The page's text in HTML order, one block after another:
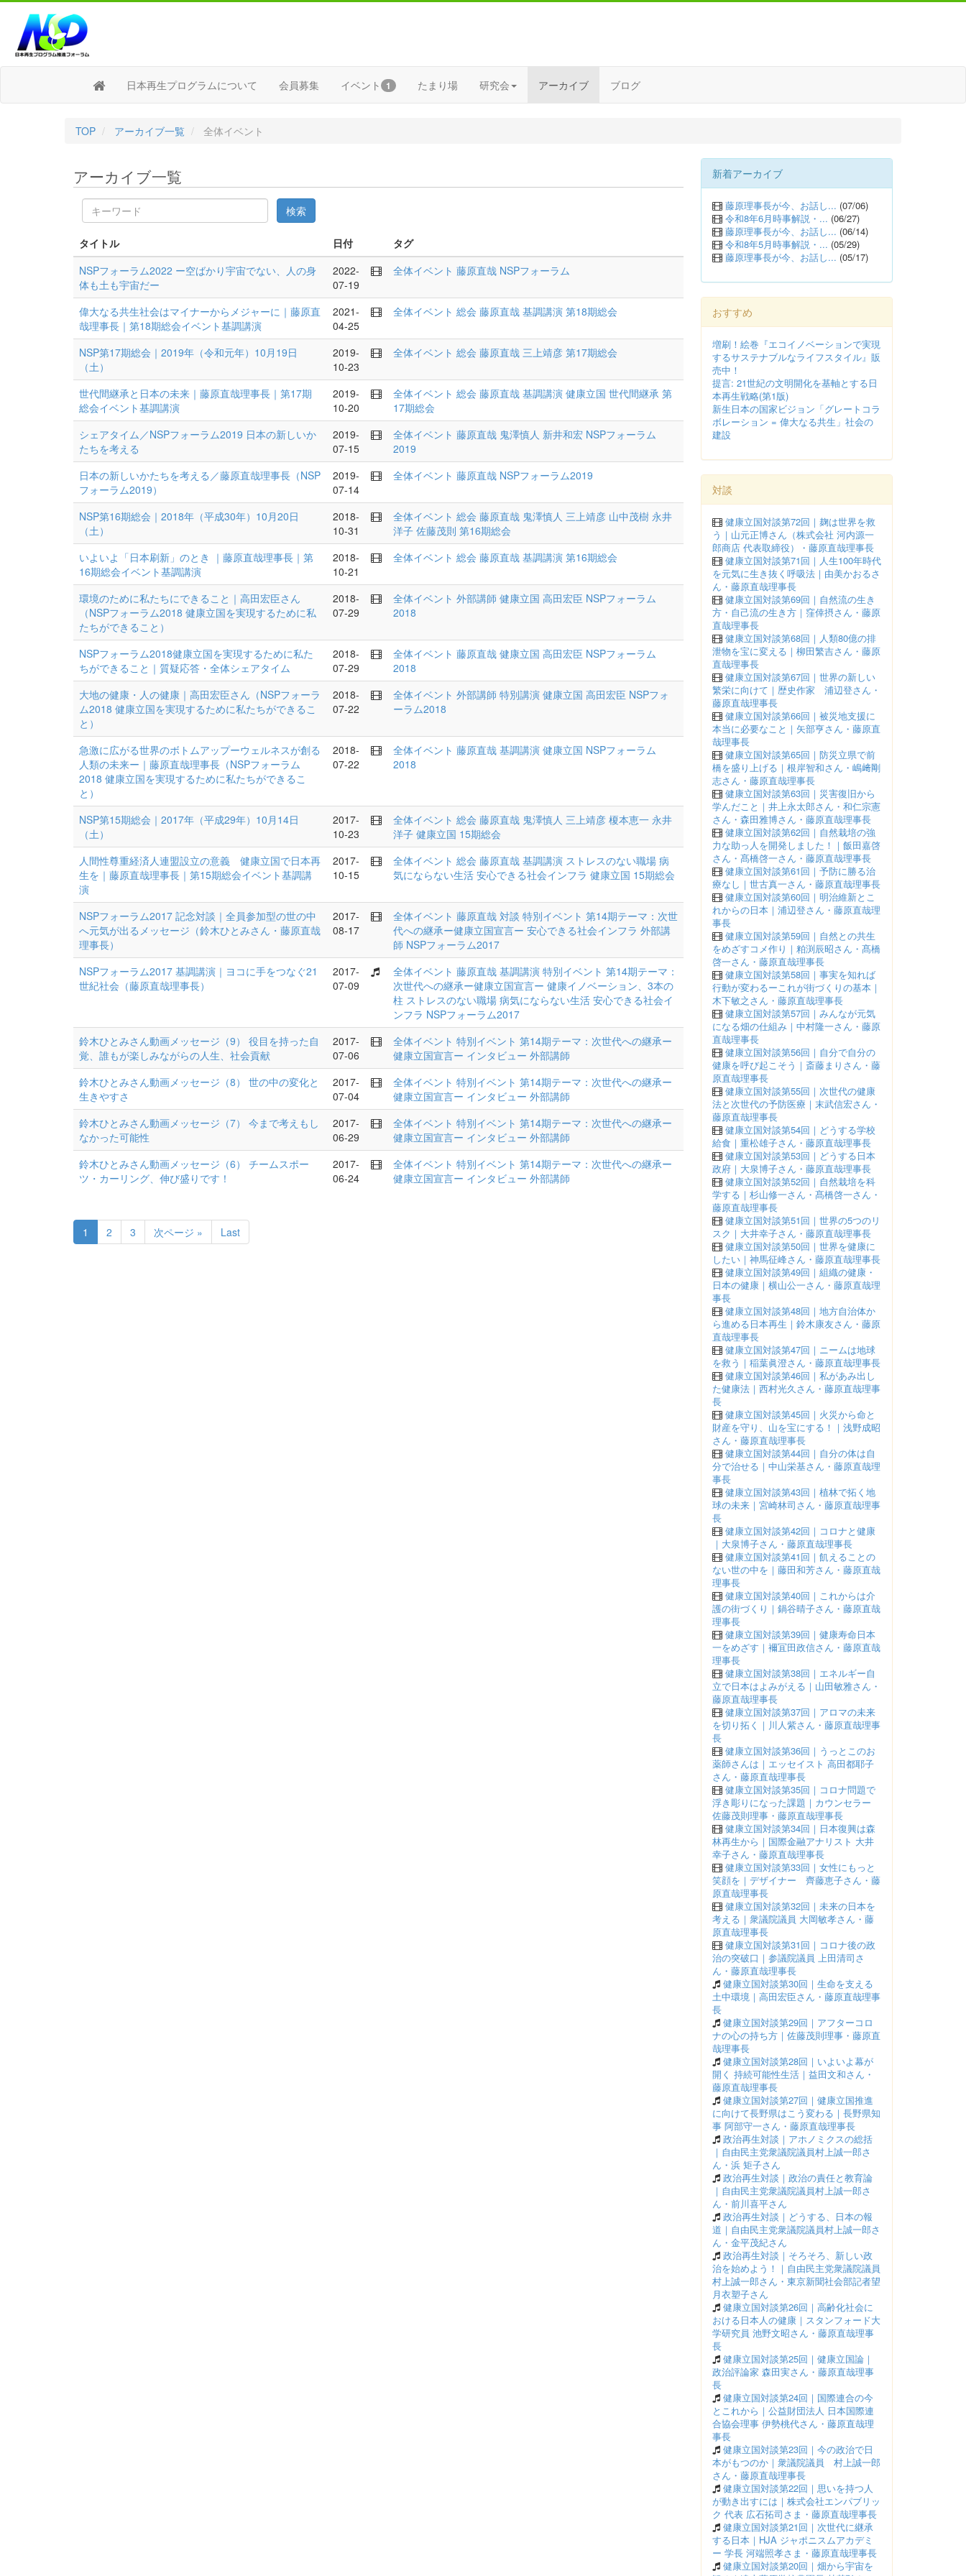
日本再生プログラムについて 会員募集 イベント 1 たまり場 研究会 アーカイブ ブログ
TOP アーカイブ一覧 全体イベント
アーカイブ一覧
キ
ー
ー
検索
タイトル 日付
タグ
NSPフォーラム2022 ー空ばかり宇宙でない、人の身
体も土も宇宙だー
2022-
07-19
全体イベント 藤原直哉 NSPフォーラム
偉大なる共生社会はマイナーからメジャーに｜藤原直
哉理事長｜第18期総会イベント基調講演
2021-
04-25
全体イベント 総会 藤原直哉 基調講演 第18期総会
NSP第17期総会｜2019年（令和元年）10月19日
（土）
2019-
10-23
全体イベント 総会 藤原直哉 三上靖彦 第17期総会
世代間継承と日本の未来｜藤原直哉理事長｜第17期
総会イベント基調講演
2019-
10-20
全体イベント 総会 藤原直哉 基調講演 健康立国 世代間継承 第
17期総会
シェアタイム／NSPフォーラム2019 日本の新しいか
たちを考える
2019-
07-15
全体イベント 藤原直哉 鬼澤慎人 新井和宏 NSPフォーラム
2019
日本の新しいかたちを考える／藤原直哉理事長（NSP
フォーラム2019）
2019-
07-14
全体イベント 藤原直哉 NSPフォーラム2019
NSP第16期総会｜2018年（平成30年）10月20日
（土）
2018-
10-31
全体イベント 総会 藤原直哉 鬼澤慎人 三上靖彦 山中茂樹 永井
洋子 佐藤茂則 第16期総会
いよいよ「日本刷新」のとき ｜藤原直哉理事長｜第
16期総会イベント基調講演
2018-
10-21
全体イベント 総会 藤原直哉 基調講演 第16期総会
環境のために私たちにできること｜高田宏臣さん
（NSPフォーラム2018 健康立国を実現するために私
たちができること）
2018-
07-29
全体イベント 外部講師 健康立国 高田宏臣 NSPフォーラム
2018
NSPフォーラム2018健康立国を実現するために私た
ちができること｜質疑応答・全体シェアタイム
2018-
07-29
全体イベント 藤原直哉 健康立国 高田宏臣 NSPフォーラム
2018
大地の健康・人の健康｜高田宏臣さん（NSPフォーラ
ム2018 健康立国を実現するために私たちができるこ
と）
2018-
07-22
全体イベント 外部講師 特別講演 健康立国 高田宏臣 NSPフォ
ーラム2018
急激に広がる世界のボトムアップーウェルネスが創る
人類の未来ー｜藤原直哉理事長（NSPフォーラム
2018 健康立国を実現するために私たちができるこ
と）
2018-
07-22
全体イベント 藤原直哉 基調講演 健康立国 NSPフォーラム
2018
NSP第15期総会｜2017年（平成29年）10月14日
（土）
2017-
10-23
全体イベント 総会 藤原直哉 鬼澤慎人 三上靖彦 榎本恵一 永井
洋子 健康立国 15期総会
人間性尊重経済人連盟設立の意義 健康立国で日本再
生を｜藤原直哉理事長｜第15期総会イベント基調講
演
2017-
10-15
全体イベント 総会 藤原直哉 基調講演 ストレスのない職場 病
気にならない生活 安心できる社会インフラ 健康立国 15期総会
NSPフォーラム2017 記念対談｜全員参加型の世の中
へ元気が出るメッセージ（鈴木ひとみさん・藤原直哉
理事長）
2017-
08-17
全体イベント 藤原直哉 対談 特別イベント 第14期テーマ：次世
代への継承ー健康立国宣言ー 安心できる社会インフラ 外部講
師 NSPフォーラム2017
NSPフォーラム2017 基調講演｜ヨコに手をつなぐ21
世紀社会（藤原直哉理事長）
2017-
07-09
全体イベント 藤原直哉 基調講演 特別イベント 第14期テーマ：
次世代への継承ー健康立国宣言ー 健康イノベーション、3本の
柱 ストレスのない職場 病気にならない生活 安心できる社会イ
ンフラ NSPフォーラム2017
鈴木ひとみさん動画メッセージ（9） 役目を持った自
覚、誰もが楽しみながらの人生、社会貢献
2017-
07-06
全体イベント 特別イベント 第14期テーマ：次世代への継承ー
健康立国宣言ー インタビュー 外部講師
鈴木ひとみさん動画メッセージ（8） 世の中の変化と
生きやすさ
2017-
07-04
全体イベント 特別イベント 第14期テーマ：次世代への継承ー
健康立国宣言ー インタビュー 外部講師
鈴木ひとみさん動画メッセージ（7） 今まで考えもし
なかった可能性
2017-
06-29
全体イベント 特別イベント 第14期テーマ：次世代への継承ー
健康立国宣言ー インタビュー 外部講師
鈴木ひとみさん動画メッセージ（6） チームスポー
ツ・カーリング、伸び盛りです！
2017-
06-24
全体イベント 特別イベント 第14期テーマ：次世代への継承ー
健康立国宣言ー インタビュー 外部講師
1 2 3 次ページ » Last
新着アーカイブ
藤原理事長が今、お話し... (07/06)
令和8年6月時事解説・... (06/27)
藤原理事長が今、お話し... (06/14)
令和8年5月時事解説・... (05/29)
藤原理事長が今、お話し... (05/17)
おすすめ
増刷！絵巻『エコイノベーションで実現
するサステナブルなライフスタイル』販
売中！
提言: 21世紀の文明開化を基軸とする日
本再生戦略(第1版)
新生日本の国家ビジョン「グレートコラ
ボレーション = 偉大なる共生」社会の
建設
対談
健康立国対談第72回｜麹は世界を救
う｜山元正博さん（株式会社 河内源一
郎商店 代表取締役）・藤原直哉理事長
健康立国対談第71回｜人生100年時代
を元気に生き抜く呼吸法｜由美かおるさ
ん・藤原直哉理事長
健康立国対談第69回｜自然流の生き
方・自己流の生き方｜窪倖摂さん・藤原
直哉理事長
健康立国対談第68回｜人類80億の排
泄物を宝に変える｜柳田繁吉さん・藤原
直哉理事長
健康立国対談第67回｜世界の新しい
繁栄に向けて｜歴史作家 浦辺登さん・
藤原直哉理事長
健康立国対談第66回｜被災地支援に
本当に必要なこと｜矢部亨さん・藤原直
哉理事長
健康立国対談第65回｜防災立県で前
橋を盛り上げる｜根岸智和さん・嶋﨑剛
志さん・藤原直哉理事長
健康立国対談第63回｜災害復旧から
学んだこと｜井上永太郎さん・和仁宗憲
さん・森田雅博さん・藤原直哉理事長
健康立国対談第62回｜自然栽培の強
力な助っ人を開発しました！｜飯田嘉啓
さん・髙橋啓一さん・藤原直哉理事長
健康立国対談第61回｜予防に勝る治
療なし｜世古真一さん・藤原直哉理事長
健康立国対談第60回｜明治維新とこ
れからの日本｜浦辺登さん・藤原直哉理
事長
健康立国対談第59回｜自然との共生
をめざすコメ作り｜粕渕辰昭さん・髙橋
啓一さん・藤原直哉理事長
健康立国対談第58回｜事実を知れば
行動が変わるーこれが街づくりの基本｜
木下敏之さん・藤原直哉理事長
健康立国対談第57回｜みんなが元気
になる畑の仕組み｜中村隆一さん・藤原
直哉理事長
健康立国対談第56回｜自分で自分の
健康を呼び起こそう｜斎藤まりさん・藤
原直哉理事長
健康立国対談第55回｜次世代の健康
法と次世代の予防医療｜末武信宏さん・
藤原直哉理事長
健康立国対談第54回｜どうする学校
給食｜重松雄子さん・藤原直哉理事長
健康立国対談第53回｜どうする日本
政府｜大泉博子さん・藤原直哉理事長
健康立国対談第52回｜自然栽培を科
学する｜杉山修一さん・髙橋啓一さん・
藤原直哉理事長
健康立国対談第51回｜世界の5つのリ
スク｜大井幸子さん・藤原直哉理事長
健康立国対談第50回｜世界を健康に
したい｜神馬征峰さん・藤原直哉理事長
健康立国対談第49回｜組織の健康・
日本の健康｜横山公一さん・藤原直哉理
事長
健康立国対談第48回｜地方自治体か
ら進める日本再生｜鈴木康友さん・藤原
直哉理事長
健康立国対談第47回｜ニームは地球
を救う｜稲葉眞澄さん・藤原直哉理事長
健康立国対談第46回｜私があみ出し
た健康法｜西村光久さん・藤原直哉理事
長
健康立国対談第45回｜火災から命と
財産を守り、山を宝にする！｜浅野成昭
さん・藤原直哉理事長
健康立国対談第44回｜自分の体は自
分で治せる｜中山栄基さん・藤原直哉理
事長
健康立国対談第43回｜植林で拓く地
球の未来｜宮崎林司さん・藤原直哉理事
長
健康立国対談第42回｜コロナと健康
｜大泉博子さん・藤原直哉理事長
健康立国対談第41回｜飢えることの
ない世の中を｜藤田和芳さん・藤原直哉
理事長
健康立国対談第40回｜これからは介
護の街づくり｜鍋谷晴子さん・藤原直哉
理事長
健康立国対談第39回｜健康寿命日本
一をめざす｜襧冝田政信さん・藤原直哉
理事長
健康立国対談第38回｜エネルギー自
立で日本はよみがえる｜山田敏雅さん・
藤原直哉理事長
健康立国対談第37回｜アロマの未来
を切り拓く｜川人紫さん・藤原直哉理事
長
健康立国対談第36回｜うっとこのお
薬師さんは｜エッセイスト 高田都耶子
さん・藤原直哉理事長
健康立国対談第35回｜コロナ問題で
浮き彫りになった課題｜カウンセラー
佐藤茂則理事・藤原直哉理事長
健康立国対談第34回｜日本復興は森
林再生から｜国際金融アナリスト 大井
幸子さん・藤原直哉理事長
健康立国対談第33回｜女性にもっと
笑顔を｜デザイナー 齊藤恵子さん・藤
原直哉理事長
健康立国対談第32回｜未来の日本を
考える｜衆議院議員 大岡敏孝さん・藤
原直哉理事長
健康立国対談第31回｜コロナ後の政
治の突破口｜参議院議員 上田清司さ
ん・藤原直哉理事長
健康立国対談第30回｜生命を支える
土中環境｜高田宏臣さん・藤原直哉理事
長
健康立国対談第29回｜アフターコロ
ナの心の持ち方｜佐藤茂則理事・藤原直
哉理事長
健康立国対談第28回｜いよいよ幕が
開く 持続可能性生活｜益田文和さん・
藤原直哉理事長
健康立国対談第27回｜健康立国推進
に向けて長野県はこう変わる｜長野県知
事 阿部守一さん・藤原直哉理事長
政治再生対談｜アホノミクスの総括
｜自由民主党衆議院議員村上誠一郎さ
ん・浜 矩子さん
政治再生対談｜政治の責任と教育論
｜自由民主党衆議院議員村上誠一郎さ
ん・前川喜平さん
政治再生対談｜どうする、日本の報
道｜自由民主党衆議院議員村上誠一郎さ
ん・金平茂紀さん
政治再生対談｜そろそろ、新しい政
治を始めよう！｜自由民主党衆議院議員
村上誠一郎さん・東京新聞社会部記者望
月衣塑子さん
健康立国対談第26回｜高齢化社会に
おける日本人の健康｜スタンフォード大
学研究員 池野文昭さん・藤原直哉理事
長
健康立国対談第25回｜健康立国論｜
政治評論家 森田実さん・藤原直哉理事
長
健康立国対談第24回｜国際連合の今
とこれから｜公益財団法人 日本国際連
合協会理事 伊勢桃代さん・藤原直哉理
事長
健康立国対談第23回｜今の政治で日
本がもつのか｜衆議院議員 村上誠一郎
さん・藤原直哉理事長
健康立国対談第22回｜思いを持つ人
が動き出すには｜株式会社エンパブリッ
ク 代表 広石拓司さま・藤原直哉理事長
健康立国対談第21回｜次世代に継承
する日本｜HJA ジャポニスムアカデミ
ー 学長 河端照孝さま・藤原直哉理事長
健康立国対談第20回｜畑から宇宙を